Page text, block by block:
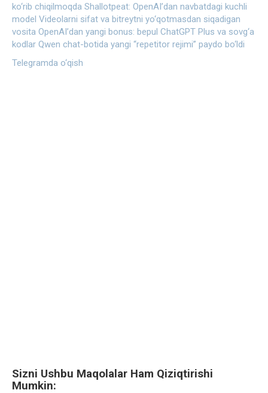
ko‘rib chiqilmoqda Shallotpeat: OpenAI’dan navbatdagi kuchli
model Videolarni sifat va bitreytni yo‘qotmasdan siqadigan
vosita OpenAI’dan yangi bonus: bepul ChatGPT Plus va sovg‘a
kodlar Qwen chat-botida yangi “repetitor rejimi” paydo bo‘ldi
Telegramda o‘qish
Sizni Ushbu Maqolalar Ham Qiziqtirishi
Mumkin: